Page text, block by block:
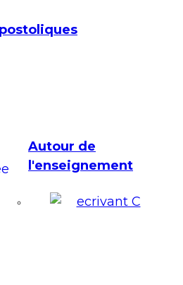
Autour de
l'enseignement